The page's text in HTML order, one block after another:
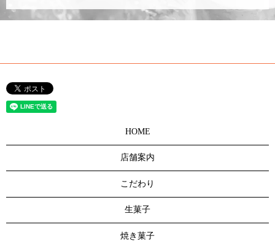
HOME
店舗案内
こだわり
生菓子
焼き菓子